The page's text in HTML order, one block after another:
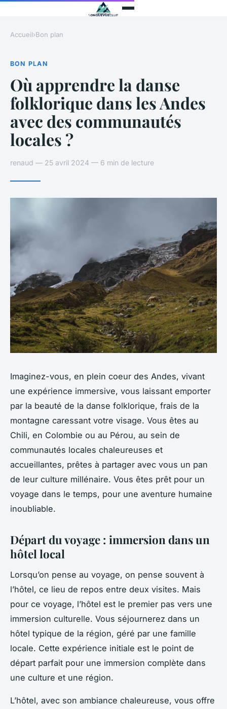
Accueil›Bon plan
BON PLAN
Où apprendre la danse
folklorique dans les Andes
avec des communautés
locales ?
renaud — 25 avril 2024 — 6 min de lecture
Imaginez-vous, en plein coeur des Andes, vivant
une expérience immersive, vous laissant emporter
par la beauté de la danse folklorique, frais de la
montagne caressant votre visage. Vous êtes au
Chili, en Colombie ou au Pérou, au sein de
communautés locales chaleureuses et
accueillantes, prêtes à partager avec vous un pan
de leur culture millénaire. Vous êtes prêt pour un
voyage dans le temps, pour une aventure humaine
inoubliable.
Départ du voyage : immersion dans un
hôtel local
Lorsqu’on pense au voyage, on pense souvent à
l’hôtel, ce lieu de repos entre deux visites. Mais
pour ce voyage, l’hôtel est le premier pas vers une
immersion culturelle. Vous séjournerez dans un
hôtel typique de la région, géré par une famille
locale. Cette expérience initiale est le point de
départ parfait pour une immersion complète dans
une culture et une région.
L’hôtel, avec son ambiance chaleureuse, vous offre